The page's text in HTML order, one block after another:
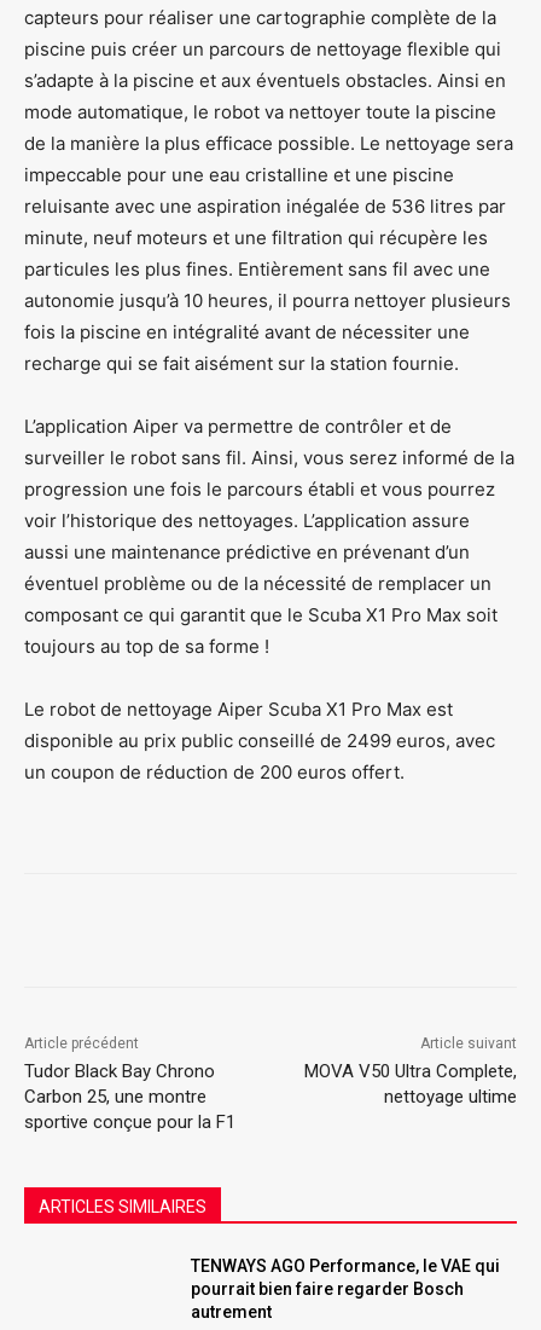
capteurs pour réaliser une cartographie complète de la
piscine puis créer un parcours de nettoyage flexible qui
s’adapte à la piscine et aux éventuels obstacles. Ainsi en
mode automatique, le robot va nettoyer toute la piscine
de la manière la plus efficace possible. Le nettoyage sera
impeccable pour une eau cristalline et une piscine
reluisante avec une aspiration inégalée de 536 litres par
minute, neuf moteurs et une filtration qui récupère les
particules les plus fines. Entièrement sans fil avec une
autonomie jusqu’à 10 heures, il pourra nettoyer plusieurs
fois la piscine en intégralité avant de nécessiter une
recharge qui se fait aisément sur la station fournie.
L’application Aiper va permettre de contrôler et de
surveiller le robot sans fil. Ainsi, vous serez informé de la
progression une fois le parcours établi et vous pourrez
voir l’historique des nettoyages. L’application assure
aussi une maintenance prédictive en prévenant d’un
éventuel problème ou de la nécessité de remplacer un
composant ce qui garantit que le Scuba X1 Pro Max soit
toujours au top de sa forme !
Le robot de nettoyage Aiper Scuba X1 Pro Max est
disponible au prix public conseillé de 2499 euros, avec
un coupon de réduction de 200 euros offert.
Article précédent
Tudor Black Bay Chrono
Carbon 25, une montre
sportive conçue pour la F1
Article suivant
MOVA V50 Ultra Complete,
nettoyage ultime
ARTICLES SIMILAIRES
TENWAYS AGO Performance, le VAE qui
pourrait bien faire regarder Bosch
autrement